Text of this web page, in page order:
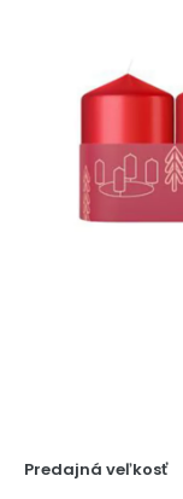
Predajná veľkosť